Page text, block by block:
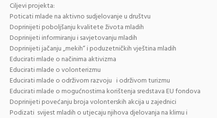
Ciljevi projekta:
Poticati mlade na aktivno sudjelovanje u društvu
Doprinijeti poboljšanju kvalitete života mladih
Doprinijeti informiranju i savjetovanju mladih
Doprinijeti jačanju „mekih“ i poduzetničkih vještina mladih
Educirati mlade o načinima aktivizma
Educirati mlade o volonterizmu
Educirati mlade o održivom razvoju i održivom turizmu
Educirati mlade o mogućnostima korištenja sredstava EU fondova
Doprinijeti povećanju broja volonterskih akcija u zajednici
Podizati svijest mladih o utjecaju njihova djelovanja na klimu i